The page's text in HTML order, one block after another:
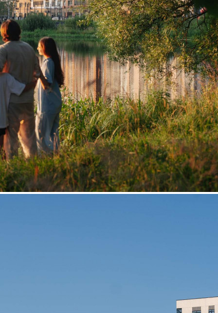
Прямая продажа от застройщика! Кладовая номер 257К общей